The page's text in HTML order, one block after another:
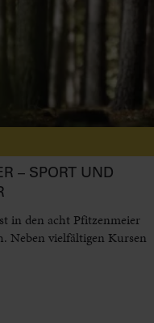
– SPORT UND
in den acht Pfitzenmeier
Neben vielfältigen Kursen